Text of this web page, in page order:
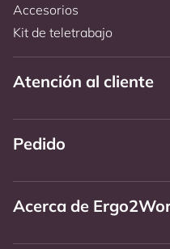
Accesorios
Kit de teletrabajo
Atención al cliente
Pedido
Acerca de